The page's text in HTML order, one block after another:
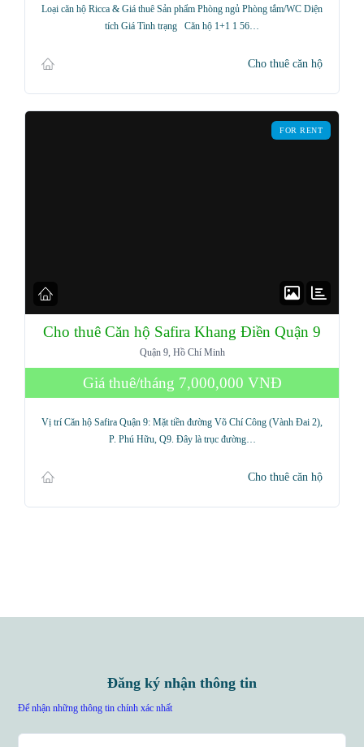
Loại căn hộ Ricca & Giá thuê Sản phẩm Phòng ngủ Phòng tắm/WC Diện
tích Giá Tình trạng Căn hộ 1+1 1 56…
Cho thuê căn hộ
FOR RENT
Cho thuê Căn hộ Safira Khang Điền Quận 9
Quận 9, Hồ Chí Minh
Giá thuê/tháng 7,000,000 VNĐ
Vị trí Căn hộ Safira Quận 9: Mặt tiền đường Võ Chí Công (Vành Đai 2),
P. Phú Hữu, Q9. Đây là trục đường…
Cho thuê căn hộ
Đăng ký nhận thông tin
Để nhận những thông tin chính xác nhất